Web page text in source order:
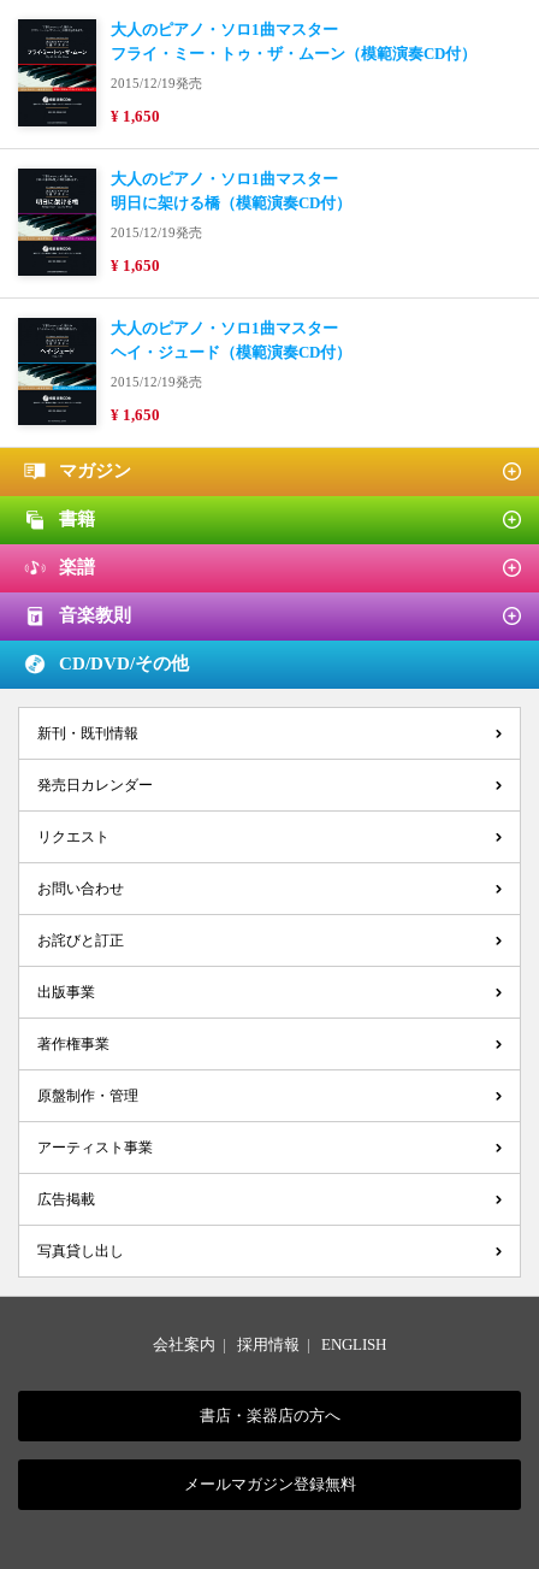
大人のピアノ・ソロ1曲マスター
フライ・ミー・トゥ・ザ・ムーン（模範演奏CD付）
2015/12/19発売
¥ 1,650
大人のピアノ・ソロ1曲マスター
明日に架ける橋（模範演奏CD付）
2015/12/19発売
¥ 1,650
大人のピアノ・ソロ1曲マスター
ヘイ・ジュード（模範演奏CD付）
2015/12/19発売
¥ 1,650
マガジン
書籍
楽譜
音楽教則
CD/DVD/その他
新刊・既刊情報
発売日カレンダー
リクエスト
お問い合わせ
お詫びと訂正
出版事業
著作権事業
原盤制作・管理
アーティスト事業
広告掲載
写真貸し出し
会社案内 | 採用情報 | ENGLISH
書店・楽器店の方へ
メールマガジン登録無料